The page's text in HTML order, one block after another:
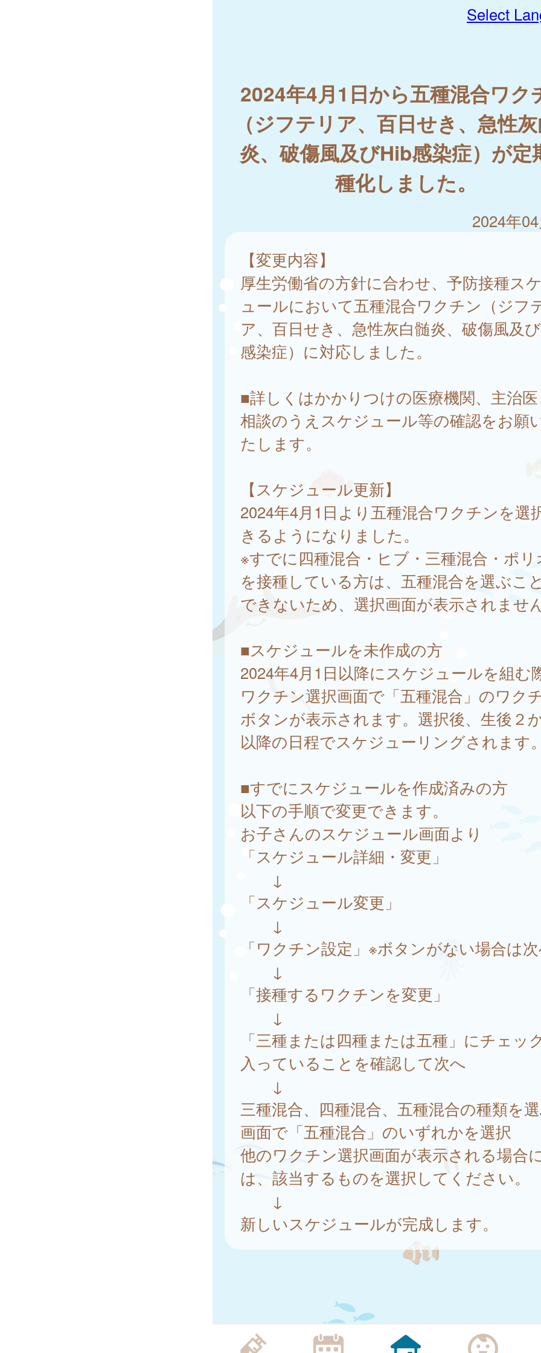
Select
2024年4月1日から五種混合ワク
（ジフテリア、百日せき、急性
炎、破傷風及びHib感染症）が定
種化しました。
2024年
【変更内容】
厚生労働省の方針に合わせ、予防接種ス
ュールにおいて五種混合ワクチン（ジフ
ア、百日せき、急性灰白髄炎、破傷風及
感染症）に対応しました。
■詳しくはかかりつけの医療機関、主治
相談のうえスケジュール等の確認をお願
たします。
【スケジュール更新】
2024年4月1日より五種混合ワクチンを選
きるようになりました。
※すでに四種混合・ヒブ・三種混合・ポリ
を接種している方は、五種混合を選ぶこ
できないため、選択画面が表示されませ
■スケジュールを未作成の方
2024年4月1日以降にスケジュールを組む
ワクチン選択画面で「五種混合」のワク
ボタンが表示されます。選択後、生後２
以降の日程でスケジューリングされます
■すでにスケジュールを作成済みの方
以下の手順で変更できます。
お子さんのスケジュール画面より
「スケジュール詳細・変更」
↓
「スケジュール変更」
↓
「ワクチン設定」※ボタンがない場合は
↓
「接種するワクチンを変更」
↓
「三種または四種または五種」にチェッ
入っていることを確認して次へ
↓
三種混合、四種混合、五種混合の種類を
画面で「五種混合」のいずれかを選択
他のワクチン選択画面が表示される場合
は、該当するものを選択してください。
↓
新しいスケジュールが完成します。